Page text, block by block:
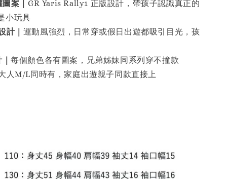
案｜ GR Yaris Rally1 正版設計，帶孩子認識真正的
小玩具
計｜ 運動風強烈，日常穿或假日出遊都吸引目光，孩
｜每個顏色各有圖案，兄弟姊妹同系列穿不撞款
人M/L同時有，家庭出遊親子同款直接上